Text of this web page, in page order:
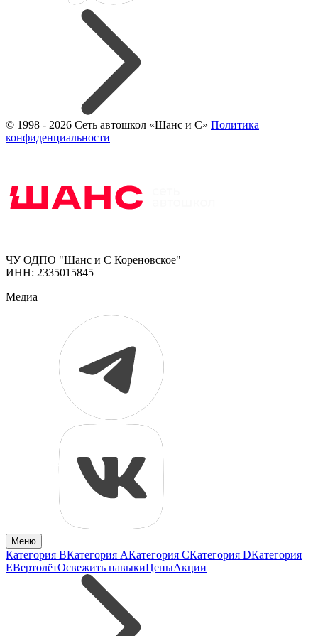
© 1998 - 2026 Сеть автошкол «Шанс и С» Политика
конфиденциальности
ЧУ ОДПО "Шанс и С Кореновское"
ИНН: 2335015845
Медиа
Меню
Категория BКатегория AКатегория CКатегория DКатегория
EВертолётОсвежить навыкиЦеныАкции